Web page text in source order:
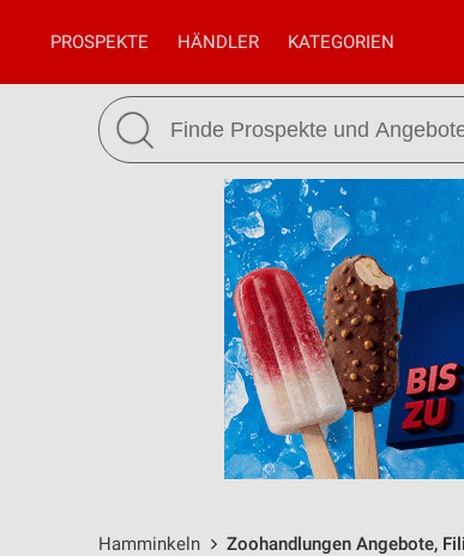
PROSPEKTE HÄNDLER KATEGORIEN
Hamminkeln Zoohandlungen Angebote,